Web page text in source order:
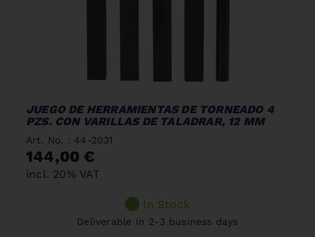
JUEGO DE HERRAMIENTAS DE TORNEADO 4
PZS. CON VARILLAS DE TALADRAR, 12 MM
Art. No. : 44-2031
144,00 €
incl. 20% VAT
In Stock
Deliverable in 2-3 business days